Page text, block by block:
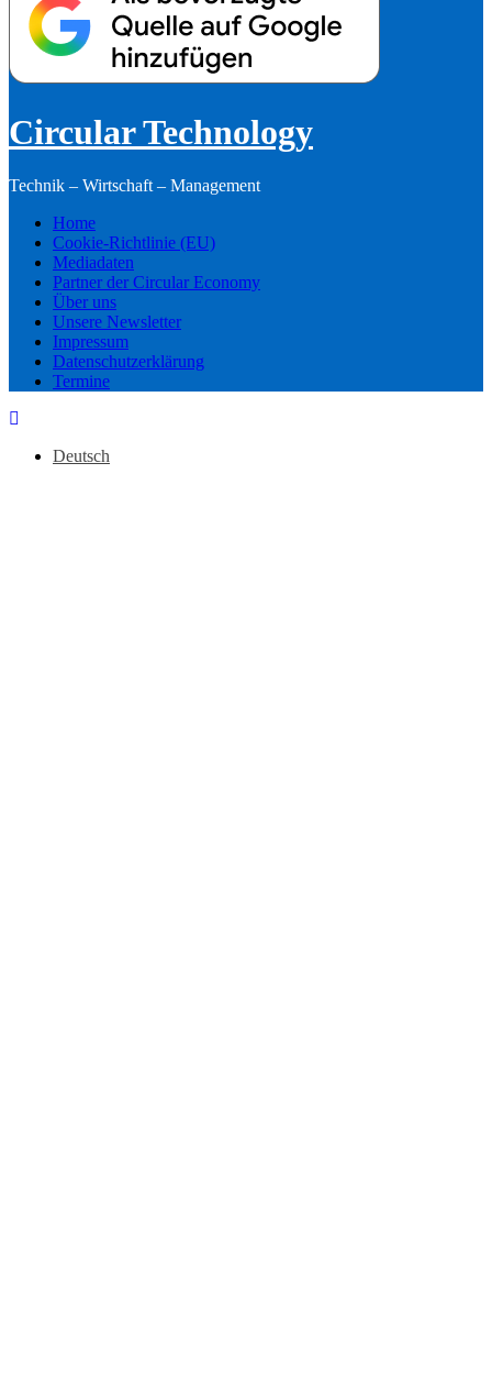
Circular Technology
Technik – Wirtschaft – Management
Home
Cookie-Richtlinie (EU)
Mediadaten
Partner der Circular Economy
Über uns
Unsere Newsletter
Impressum
Datenschutzerklärung
Termine
Deutsch